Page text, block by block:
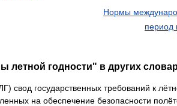
Нормы
период
летной годности" в других
свод государственных требований к
на обеспечение безопасности